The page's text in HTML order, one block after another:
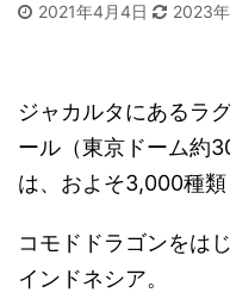
2021年4月4日 2023
ジャカルタにあるラ
ール（東京ドーム約
は、およそ3,000種類
コモドドラゴンをは
インドネシア。